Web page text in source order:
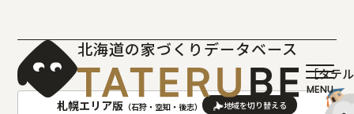
北海道の家づくりデータベース
［タテ
札幌エリア版 （石狩・空知・後志）